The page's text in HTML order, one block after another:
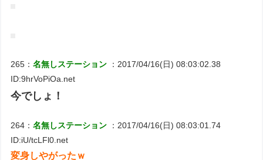
265：名無しステーション
：2017/04/16(日) 08:03:02.38
ID:9hrVoPiOa.net
今でしょ！
264：名無しステーション
：2017/04/16(日) 08:03:01.74
ID:iU/tcLFl0.net
変身しやがったｗ